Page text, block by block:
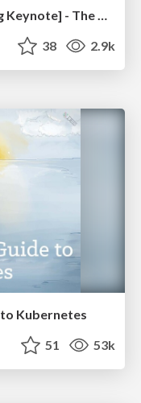
38 2.9k
Kubernetes
51 53k